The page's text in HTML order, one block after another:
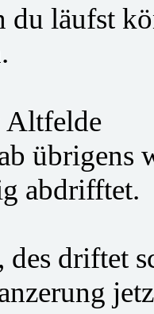
du läufst
Altfelde
übrigens
abdrifftet.
des driftet